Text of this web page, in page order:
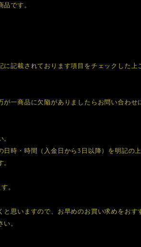
です。
記載されております項目をチェックした上
一商品に欠陥がありましたらお問い合わせ
時・時間（入金日から3日以降）を明記の
。
思いますので、お早めのお買い求めをおす
。